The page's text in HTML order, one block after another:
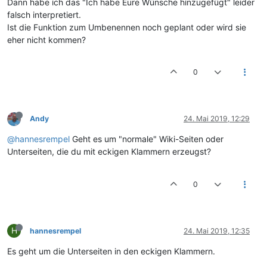
Dann habe ich das "Ich habe Eure Wünsche hinzugefügt" leider
falsch interpretiert.
Ist die Funktion zum Umbenennen noch geplant oder wird sie
eher nicht kommen?
0
Andy 24. Mai 2019, 12:29
@hannesrempel Geht es um "normale" Wiki-Seiten oder
Unterseiten, die du mit eckigen Klammern erzeugst?
0
H hannesrempel 24. Mai 2019, 12:35
Es geht um die Unterseiten in den eckigen Klammern.